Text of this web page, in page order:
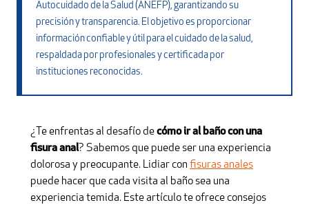
Autocuidado de la Salud (ANEFP), garantizando su
precisión y transparencia. El objetivo es proporcionar
información confiable y útil para el cuidado de la salud,
respaldada por profesionales y certificada por
instituciones reconocidas.
¿Te enfrentas al desafío decómo ir al baño con una
fisura anal? Sabemos que puede ser una experiencia
dolorosa y preocupante. Lidiar con fisuras anales
puede hacer que cada visita al baño sea una
experiencia temida. Este artículo te ofrece consejos